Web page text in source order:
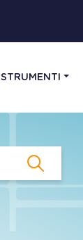
STRUMENTI